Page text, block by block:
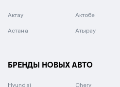
Актау Актобе
Астана Атырау
БРЕНДЫ НОВЫХ АВТО
Hyundai Chery